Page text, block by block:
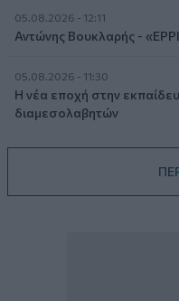
05.08.2026 - 12:11
Αντώνης Βουκλαρής -
05.08.2026 - 11:30
Η νέα εποχή στην
διαμεσολαβητών